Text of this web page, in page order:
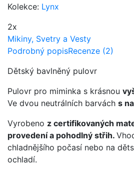
Kolekce: Lynx
2x
Mikiny, Svetry a Vesty
Podrobný popisRecenze (2)
Dětský bavlněný pulovr
Pulovr pro miminka s krásnou
Ve dvou neutrálních barvách s
Vyrobeno z certifikovaných
provedení a pohodlný střih.
chladnějšího počasí nebo na
ochladí.